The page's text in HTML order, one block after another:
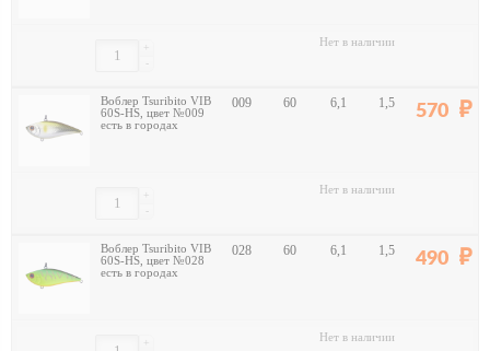
-
+ Нет в наличии
Воблер Tsuribito VIB
60S-HS, цвет №009
есть в городах
009 60 6,1 1,5 570
-
+ Нет в наличии
Воблер Tsuribito VIB
60S-HS, цвет №028
есть в городах
028 60 6,1 1,5 490
+ Нет в наличии